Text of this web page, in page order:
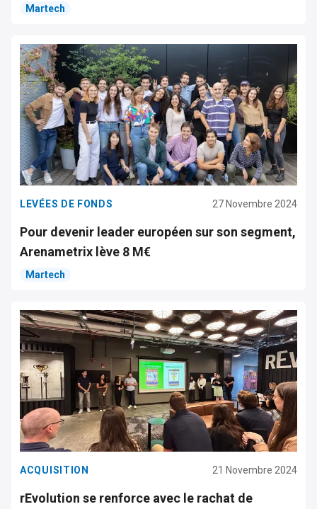
Martech
LEVÉES DE FONDS 27 Novembre 2024
Pour devenir leader européen sur son segment,
Arenametrix lève 8 M€
Martech
ACQUISITION 21 Novembre 2024
rEvolution se renforce avec le rachat de